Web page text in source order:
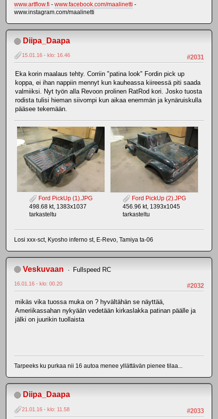
www.artflow.fi - www.facebook.com/maalinetti -
www.instagram.com/maalinetti
Diipa_Daapa
#2031
15.01.16 - klo: 16.46
Eka korin maalaus tehty. Corriin "patina look" Fordin pick up
koppa, ei ihan nappiin mennyt kun kauheassa kiireessä piti saada
valmiiksi. Nyt työn alla Revoon prolinen RatRod kori. Josko tuosta
rodista tulisi hieman siivompi kun aikaa enemmän ja kynäruiskulla
pääsee tekemään.
Ford PickUp (1).JPG
498.68 kt, 1383x1037
tarkasteltu
Ford PickUp (2).JPG
456.96 kt, 1393x1045
tarkasteltu
Losi xxx-sct, Kyosho inferno st, E-Revo, Tamiya ta-06
Veskuvaan Fullspeed RC
#2032
16.01.16 - klo: 00.20
mikäs vika tuossa muka on ? hyvältähän se näyttää,
Ameriikassahan nykyään vedetään kirkaslakka patinan päälle ja
jälki on juurikin tuollaista
Tarpeeks ku purkaa nii 16 autoa menee yllättävän pienee tilaa...
Diipa_Daapa
#2033
21.01.16 - klo: 11.58